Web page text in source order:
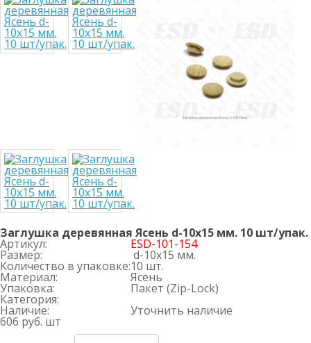
Заглушка деревянная Ясень d-10х15 мм. 10 шт/упак.
Артикул: ESD-101-154
Размер: d-10х15 мм.
Количество в упаковке:10 шт.
Материал: Ясень
Упаковка: Пакет (Zip-Lock)
Категория:
Наличие: Уточнить наличие
606 руб. шт